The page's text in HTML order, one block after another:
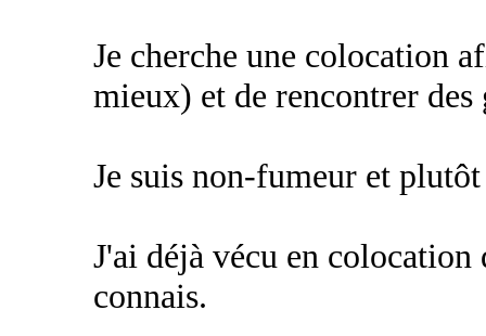
Je cherche une colocation
mieux) et de rencontrer des
Je suis non-fumeur et
J'ai déjà vécu en
connais.